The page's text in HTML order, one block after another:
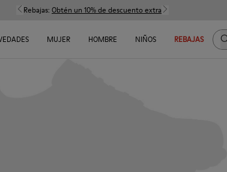
Rebajas: Obtén un 10% de descuento extra
MUJER HOMBRE NIÑOS REBAJAS